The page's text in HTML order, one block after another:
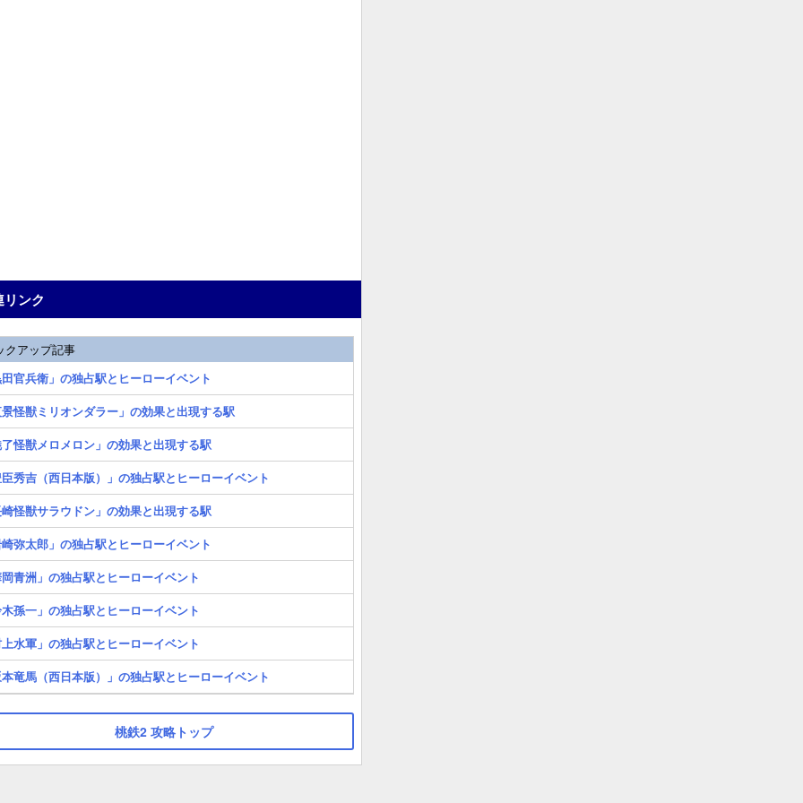
リンク
クアップ記事
田官兵衛」の独占駅とヒーローイベント
景怪獣ミリオンダラー」の効果と出現する駅
了怪獣メロメロン」の効果と出現する駅
臣秀吉（西日本版）」の独占駅とヒーローイベント
崎怪獣サラウドン」の効果と出現する駅
崎弥太郎」の独占駅とヒーローイベント
岡青洲」の独占駅とヒーローイベント
木孫一」の独占駅とヒーローイベント
上水軍」の独占駅とヒーローイベント
本竜馬（西日本版）」の独占駅とヒーローイベント
桃鉄2 攻略トップ